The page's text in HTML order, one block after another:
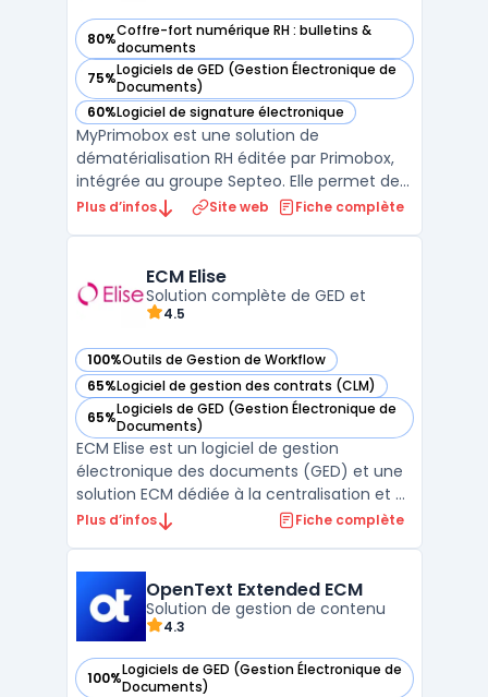
80%Coffre-fort numérique RH : bulletins &
documents
— voir MyPrimobox dans cette catégorie
75%Logiciels de GED (Gestion Électronique de
Documents)
— voir MyPrimobox dans cette catégorie
60%Logiciel de signature électronique
— voir MyPrimobox dans cette catégorie
MyPrimobox est une solution de
dématérialisation RH éditée par Primobox,
intégrée au groupe Septeo. Elle permet de
distribuer les bulletins de paie
collaborateur accède à ses documents
depuis un espace personnel sécuris ...
Plus d’infos Site web Fiche complète
ECM Elise
Solution complète de GED et
4.5
100%Outils de Gestion de Workflow
— voir ECM Elise dans cette catégorie
65%Logiciel de gestion des contrats (CLM)
— voir ECM Elise dans cette catégorie
65%Logiciels de GED (Gestion Électronique de
Documents)
— voir ECM Elise dans cette catégorie
ECM Elise est un logiciel de gestion
électronique des documents (GED) et une
solution ECM dédiée à la centralisation et à
l’automatisation des processus
gestion complète des documents, depuis
leur création, leur validation, jusqu’à ...
Plus d’infos Fiche complète
OpenText Extended ECM
Solution de gestion de contenu
4.3
100%Logiciels de GED (Gestion Électronique de
Documents)
— voir OpenText Extended ECM dans cette catégorie